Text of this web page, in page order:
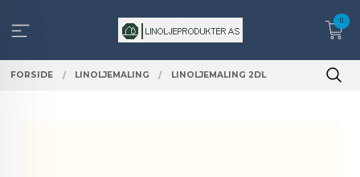
innholdet
0
FORSIDE LINOLJEMALING LINOLJEMALING 2DL